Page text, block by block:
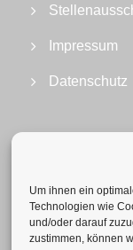
Um ihnen ein
Technologien wie
und/oder darauf
zustimmen, können
Impressum
Datenschutz